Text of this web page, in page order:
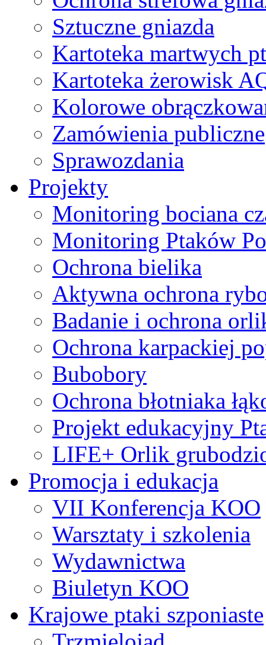
Sztuczne gniazda
Kartoteka martwych
Kartoteka żerowisk
Kolorowe
Zamówienia publiczne
Sprawozdania
Projekty
Monitoring bociana
Monitoring Ptaków
Ochrona bielika
Aktywna ochrona
Badanie i ochrona
Ochrona karpackiej
Bubobory
Ochrona błotniaka
Projekt edukacyjny
LIFE+ Orlik
Promocja i edukacja
VII Konferencja KOO
Warsztaty i szkolenia
Wydawnictwa
Biuletyn KOO
Krajowe ptaki szponiaste